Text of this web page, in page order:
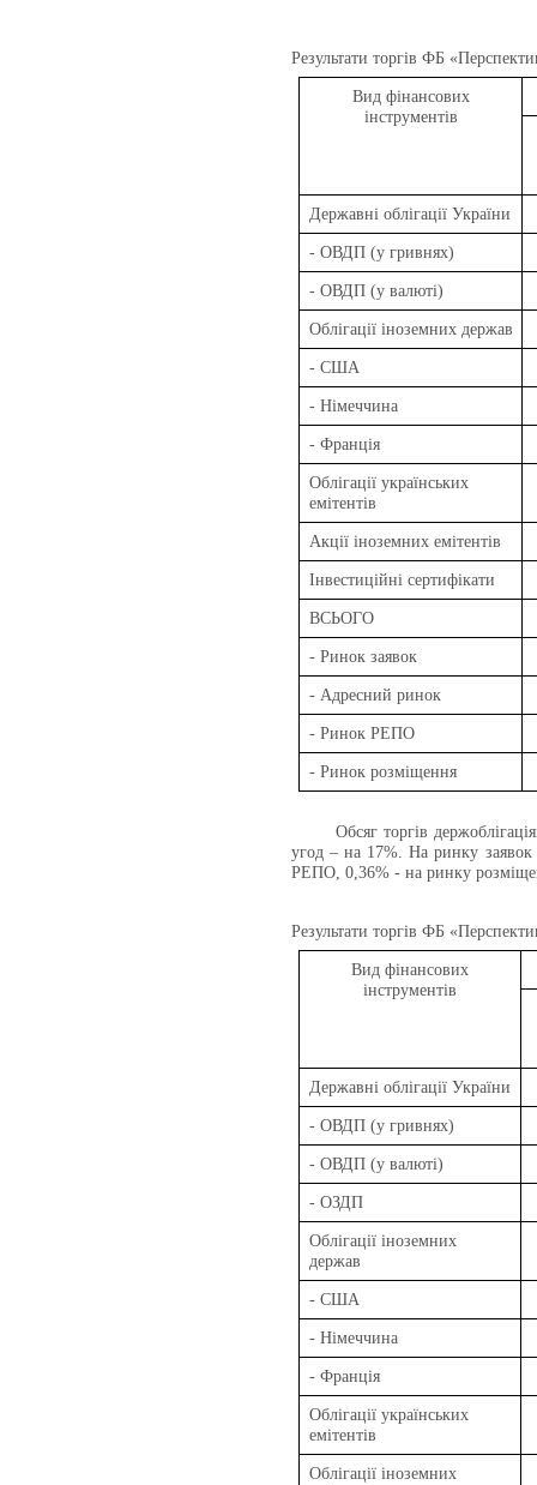
Результати торгів ФБ
Вид фінансових
інструментів
Державні облігації України
- ОВДП (у гривнях)
- ОВДП (у валюті)
Облігації іноземних держав
- США
- Німеччина
- Франція
Облігації українських
емітентів
Акції іноземних емітентів
Інвестиційні сертифікати
ВСЬОГО
- Ринок заявок
- Адресний ринок
- Ринок РЕПО
- Ринок розміщення
Обсяг торгів
угод – на 17%. На ринку
РЕПО, 0,36% - на ринку
Результати торгів ФБ
Вид фінансових
інструментів
Державні облігації України
- ОВДП (у гривнях)
- ОВДП (у валюті)
- ОЗДП
Облігації іноземних
держав
- США
- Німеччина
- Франція
Облігації українських
емітентів
Облігації іноземних